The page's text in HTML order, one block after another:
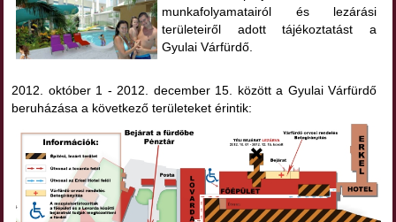
munkafolyamatairól és lezárási
területeiről adott tájékoztatást a
Gyulai Várfürdő.
2012. október 1 - 2012. december 15. között a Gyulai Várfürdő
beruházása a következő területeket érintik: